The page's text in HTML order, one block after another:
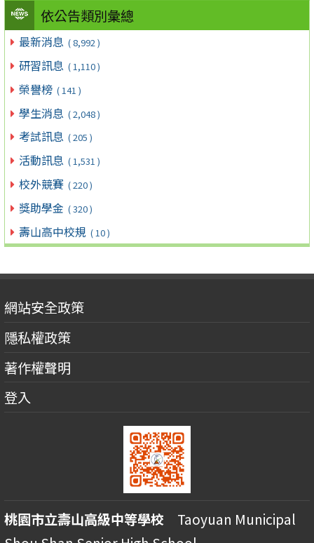
依公告類別彙總
最新消息 ( 8,992 )
研習訊息 ( 1,110 )
榮譽榜 ( 141 )
學生消息 ( 2,048 )
考試訊息 ( 205 )
活動訊息 ( 1,531 )
校外競賽 ( 220 )
獎助學金 ( 320 )
壽山高中校規 ( 10 )
網站安全政策
隱私權政策
著作權聲明
登入
桃園市立壽山高級中等學校 Taoyuan Municipal